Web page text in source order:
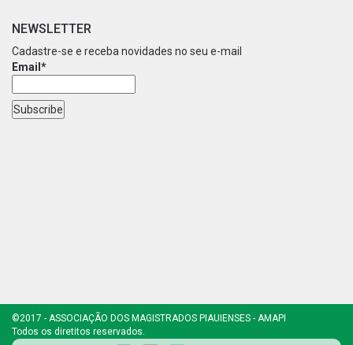
NEWSLETTER
Cadastre-se e receba novidades no seu e-mail
Email*
©2017 - ASSOCIAÇÃO DOS MAGISTRADOS PIAUIENSES - AMAPI
Todos os diretitos reservados.